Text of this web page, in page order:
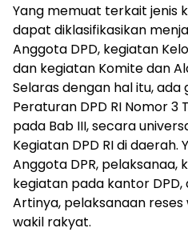
Yang memuat terkait jenis
dapat diklasifikasikan
Anggota DPD, kegiatan
dan kegiatan Komite dan
Selaras dengan hal itu,
Peraturan DPD RI Nomor 3
pada Bab III, secara
Kegiatan DPD RI di
Anggota DPR, pelaksanaa,
kegiatan pada kantor DPD,
Artinya, pelaksanaan
wakil rakyat.